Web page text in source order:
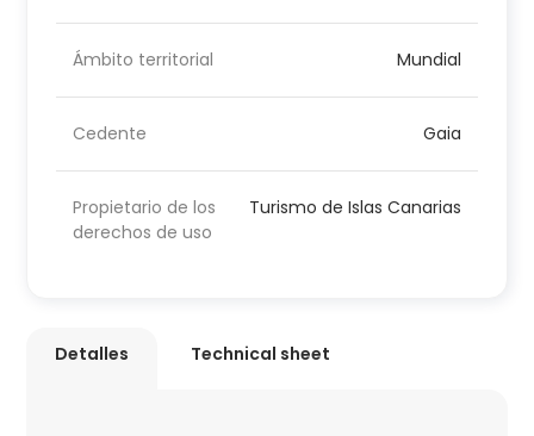
Ámbito territorial Mundial
Cedente Gaia
Propietario de los
derechos de uso
Turismo de Islas Canarias
Detalles Technical sheet